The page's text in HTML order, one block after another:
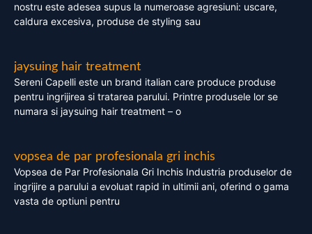
nostru este adesea supus la numeroase agresiuni: uscare,
caldura excesiva, produse de styling sau
jaysuing hair treatment
Sereni Capelli este un brand italian care produce produse
pentru ingrijirea si tratarea parului. Printre produsele lor se
numara si jaysuing hair treatment – o
vopsea de par profesionala gri inchis
Vopsea de Par Profesionala Gri Inchis Industria produselor de
ingrijire a parului a evoluat rapid in ultimii ani, oferind o gama
vasta de optiuni pentru